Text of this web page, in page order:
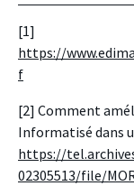
[1]
https://
f
[2] Comment
Informatisé dans
https://
02305513/file/